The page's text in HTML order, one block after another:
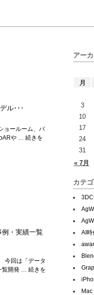
ル･･･
ョールーム、バ
や … 続きを
・実績一覧
今回は「データ
覧開発 … 続きを
アー
月
« 7月
3
10
17
24
31
カテ
AI時
Mac